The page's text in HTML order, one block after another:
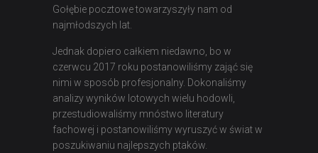
Gołębie pocztowe towarzyszyły nam od
najmłodszych lat.
Jednak dopiero całkiem niedawno, bo w
czerwcu 2017 roku postanowiliśmy zająć się
nimi w sposób profesjonalny. Dokonaliśmy
analizy wyników lotowych wielu hodowli,
przestudiowaliśmy mnóstwo literatury
fachowej i postanowiliśmy wyruszyć w świat w
poszukiwaniu najlepszych ptaków.